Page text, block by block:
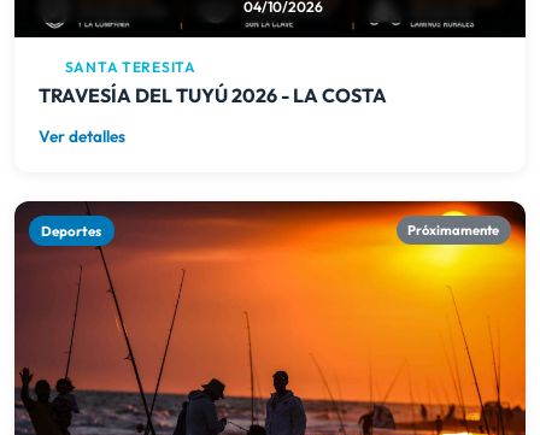
04/10/2026
SANTA TERESITA
TRAVESÍA DEL TUYÚ 2026 - LA COSTA
Ver detalles
Deportes Próximamente